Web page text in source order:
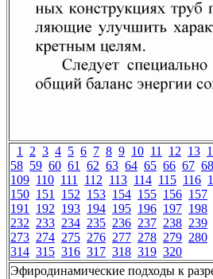
1 2 3 4 5 6 7 8 9 10 11 12 13
58 59 60 61 62 63 64 65 66 67 68
109 110 111 112 113 114 115 116
150 151 152 153 154 155 156 157
191 192 193 194 195 196 197 198
232 233 234 235 236 237 238 239
273 274 275 276 277 278 279 280
314 315 316 317 318 319 320
Эфиродинамические подходы к